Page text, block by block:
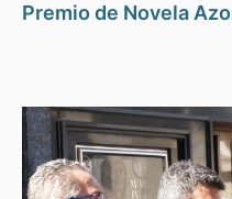
Premio de Novela